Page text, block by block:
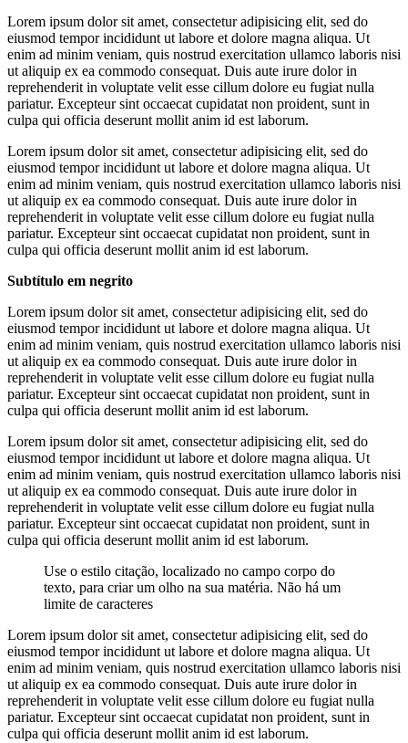
Lorem ipsum dolor sit amet, consectetur adipisicing elit, sed do
eiusmod tempor incididunt ut labore et dolore magna aliqua. Ut
enim ad minim veniam, quis nostrud exercitation ullamco laboris nisi
ut aliquip ex ea commodo consequat. Duis aute irure dolor in
reprehenderit in voluptate velit esse cillum dolore eu fugiat nulla
pariatur. Excepteur sint occaecat cupidatat non proident, sunt in
culpa qui officia deserunt mollit anim id est laborum.
Lorem ipsum dolor sit amet, consectetur adipisicing elit, sed do
eiusmod tempor incididunt ut labore et dolore magna aliqua. Ut
enim ad minim veniam, quis nostrud exercitation ullamco laboris nisi
ut aliquip ex ea commodo consequat. Duis aute irure dolor in
reprehenderit in voluptate velit esse cillum dolore eu fugiat nulla
pariatur. Excepteur sint occaecat cupidatat non proident, sunt in
culpa qui officia deserunt mollit anim id est laborum.
Subtítulo em negrito
Lorem ipsum dolor sit amet, consectetur adipisicing elit, sed do
eiusmod tempor incididunt ut labore et dolore magna aliqua. Ut
enim ad minim veniam, quis nostrud exercitation ullamco laboris nisi
ut aliquip ex ea commodo consequat. Duis aute irure dolor in
reprehenderit in voluptate velit esse cillum dolore eu fugiat nulla
pariatur. Excepteur sint occaecat cupidatat non proident, sunt in
culpa qui officia deserunt mollit anim id est laborum.
Lorem ipsum dolor sit amet, consectetur adipisicing elit, sed do
eiusmod tempor incididunt ut labore et dolore magna aliqua. Ut
enim ad minim veniam, quis nostrud exercitation ullamco laboris nisi
ut aliquip ex ea commodo consequat. Duis aute irure dolor in
reprehenderit in voluptate velit esse cillum dolore eu fugiat nulla
pariatur. Excepteur sint occaecat cupidatat non proident, sunt in
culpa qui officia deserunt mollit anim id est laborum.
Use o estilo citação, localizado no campo corpo do
texto, para criar um olho na sua matéria. Não há um
limite de caracteres
Lorem ipsum dolor sit amet, consectetur adipisicing elit, sed do
eiusmod tempor incididunt ut labore et dolore magna aliqua. Ut
enim ad minim veniam, quis nostrud exercitation ullamco laboris nisi
ut aliquip ex ea commodo consequat. Duis aute irure dolor in
reprehenderit in voluptate velit esse cillum dolore eu fugiat nulla
pariatur. Excepteur sint occaecat cupidatat non proident, sunt in
culpa qui officia deserunt mollit anim id est laborum.